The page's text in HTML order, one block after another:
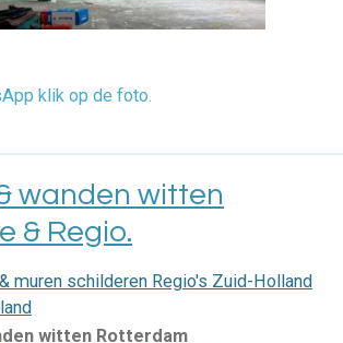
klik op de foto.
wanden witten
& Regio.
muren schilderen Regio's Zuid-Holland
witten Rotterdam